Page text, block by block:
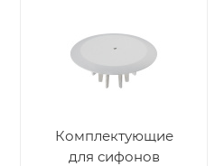
Комплектующие
для сифонов